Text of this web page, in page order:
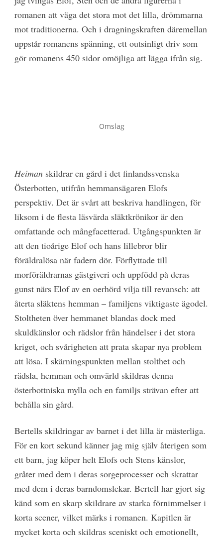
romanen att väga det stora mot det lilla, drömmarna
mot traditionerna. Och i dragningskraften däremellan
uppstår romanens spänning, ett outsinligt driv som
gör romanens 450 sidor omöjliga att lägga ifrån sig.
Omslag
Heiman skildrar en gård i det finlandssvenska
Österbotten, utifrån hemmansägaren Elofs
perspektiv. Det är svårt att beskriva handlingen, för
liksom i de flesta läsvärda släktkrönikor är den
omfattande och mångfacetterad. Utgångspunkten är
att den tioårige Elof och hans lillebror blir
föräldralösa när fadern dör. Förflyttade till
morföräldrarnas gästgiveri och uppfödd på deras
gunst närs Elof av en oerhörd vilja till revansch: att
återta släktens hemman – familjens viktigaste ägodel.
Stoltheten över hemmanet blandas dock med
skuldkänslor och rädslor från händelser i det stora
kriget, och svårigheten att prata skapar nya problem
att lösa. I skärningspunkten mellan stolthet och
rädsla, hemman och omvärld skildras denna
österbottniska mylla och en familjs strävan efter att
behålla sin gård.
Bertells skildringar av barnet i det lilla är mästerliga.
För en kort sekund känner jag mig själv återigen som
ett barn, jag köper helt Elofs och Stens känslor,
gråter med dem i deras sorgeprocesser och skrattar
med dem i deras barndomslekar. Bertell har gjort sig
känd som en skarp skildrare av starka förnimmelser i
korta scener, vilket märks i romanen. Kapitlen är
mycket korta och skildras sceniskt och emotionellt,